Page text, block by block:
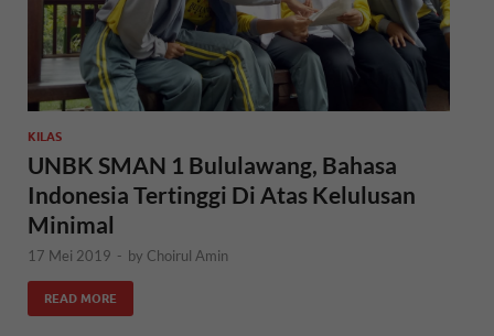
KILAS
UNBK SMAN 1 Bululawang, Bahasa
Indonesia Tertinggi Di Atas Kelulusan
Minimal
17 Mei 2019 - by Choirul Amin
READ MORE